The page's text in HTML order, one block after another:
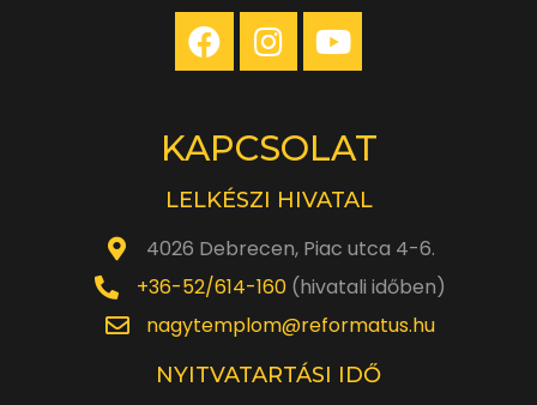
KAPCSOLAT
LELKÉSZI HIVATAL
4026 Debrecen, Piac utca 4-6.
+36-52/614-160(hivatali időben)
nagytemplom@reformatus.hu
NYITVATARTÁSI IDŐ